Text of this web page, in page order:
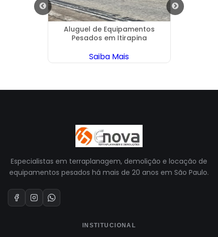
Aluguel de Equipamentos
Pesados em Itirapina
Saiba Mais
Especialistas em terraplanagem, demolição e locação de
equipamentos pesados há mais de 20 anos em São Paulo.
INSTITUCIONAL